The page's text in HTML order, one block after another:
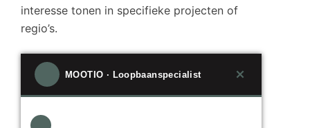
interesse tonen in specifieke projecten of
regio’s.